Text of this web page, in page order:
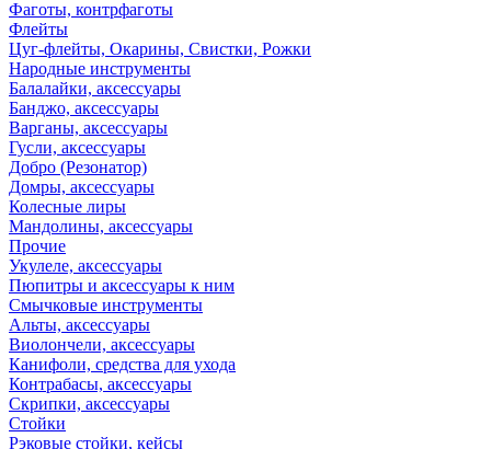
Фаготы, контрфаготы
Флейты
Цуг-флейты, Окарины, Свистки, Рожки
Народные инструменты
Балалайки, аксессуары
Банджо, аксессуары
Варганы, аксессуары
Гусли, аксессуары
Добро (Резонатор)
Домры, аксессуары
Колесные лиры
Мандолины, аксессуары
Прочие
Укулеле, аксессуары
Пюпитры и аксессуары к ним
Смычковые инструменты
Альты, аксессуары
Виолончели, аксессуары
Канифоли, средства для ухода
Контрабасы, аксессуары
Скрипки, аксессуары
Стойки
Рэковые стойки, кейсы